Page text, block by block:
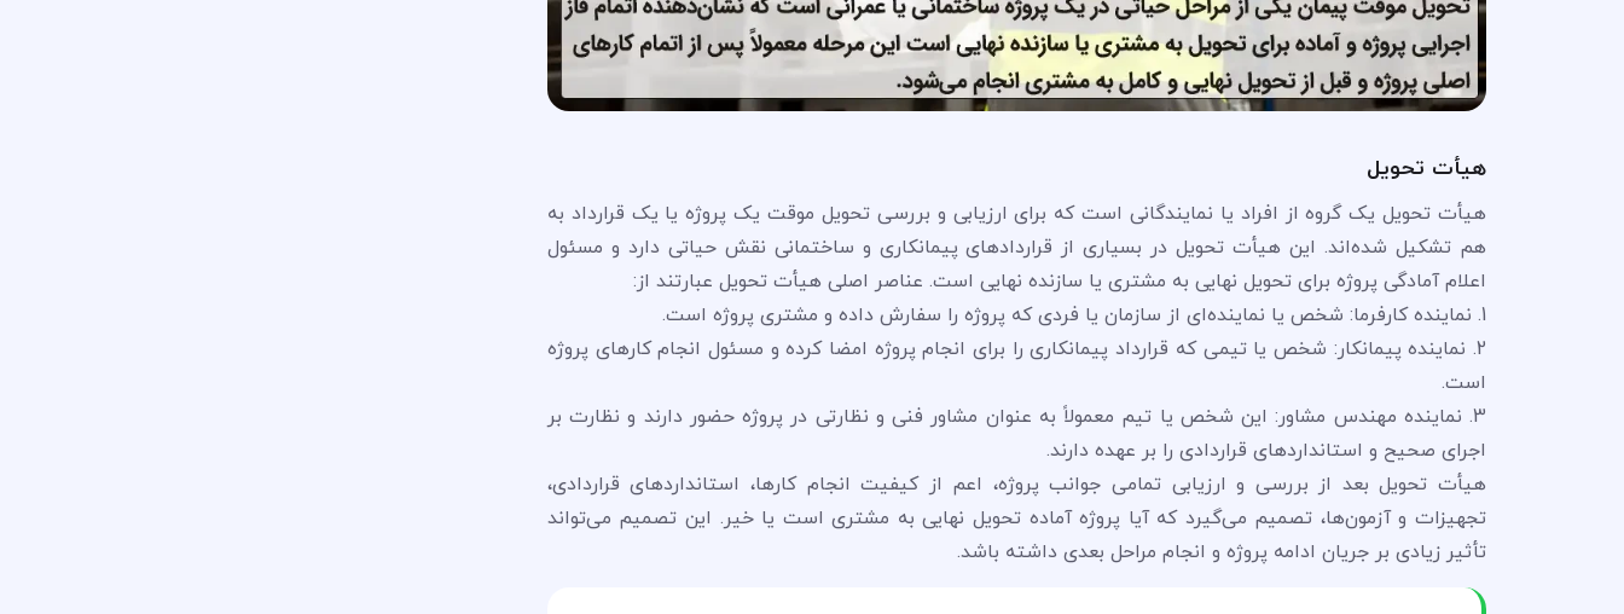
هیأت تحویل
هیأت تحویل یک گروه از افراد یا نمایندگانی است که برای ارزیابی و بررسی تحویل موقت یک پروژه یا یک قرارداد به
هم تشکیل شده‌اند. این هیأت تحویل در بسیاری از قراردادهای پیمانکاری و ساختمانی نقش حیاتی دارد و مسئول
اعلام آمادگی پروژه برای تحویل نهایی به مشتری یا سازنده نهایی است. عناصر اصلی هیأت تحویل عبارتند از:
1. نماینده کارفرما: شخص یا نماینده‌ای از سازمان یا فردی که پروژه را سفارش داده و مشتری پروژه است.
2. نماینده پیمانکار: شخص یا تیمی که قرارداد پیمانکاری را برای انجام پروژه امضا کرده و مسئول انجام کارهای پروژه
است.
3. نماینده مهندس مشاور: این شخص یا تیم معمولاً به عنوان مشاور فنی و نظارتی در پروژه حضور دارند و نظارت بر
اجرای صحیح و استانداردهای قراردادی را بر عهده دارند.
هیأت تحویل بعد از بررسی و ارزیابی تمامی جوانب پروژه، اعم از کیفیت انجام کارها، استانداردهای قراردادی،
تجهیزات و آزمون‌ها، تصمیم می‌گیرد که آیا پروژه آماده تحویل نهایی به مشتری است یا خیر. این تصمیم می‌تواند
تأثیر زیادی بر جریان ادامه پروژه و انجام مراحل بعدی داشته باشد.